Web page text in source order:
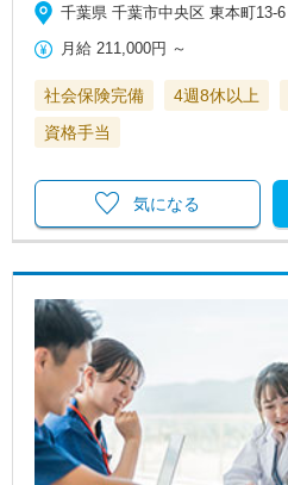
千葉県 千葉市中央区 東本町13-6
月給 211,000円 ～
社会保険完備 4週8休以上
資格手当
気になる